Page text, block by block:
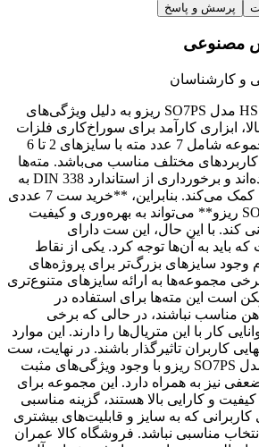
پرسش و پاسخ
مصنوعی
و کارشناسان
ست 7 عددی مته آهن HSS مدل SO7PS ریزو به دلیل ویژگی‌های
ابزاری کارآمد برای سوراخ‌کاری فلزات
به شمار می‌رود. این مجموعه شامل 7 عدد مته با سایزهای 2 تا 6
مختلف مناسب می‌باشد. مته‌ها
از فولاد HSS ساخته شده‌اند و برخورداری از استاندارد DIN 338 به
افزایش طول عمر آن‌ها کمک می‌کند. بنابراین، **خرید ست 7 عددی
مته آهن HSS مدل SO7PS ریزو** می‌تواند به بهره‌وری و کیفیت
کند. با این حال، این ست دارای
باید به آن‌ها توجه کرد. یکی از نقاط
سایزهای بزرگ‌تر برای پروژه‌های
مجموعه‌ها به ارائه سایزهای متنوع‌تری
است این مته‌ها برای استفاده در
مناسب نباشند، در حالی که برخی
کار با این متریال‌ها را دارند. این موارد
کاربران تاثیرگذار باشند. در نهایت، ست
7 عددی مته آهن HSS مدل SO7PS ریزو با وجود ویژگی‌های مثبت
نیز به همراه دارد. این مجموعه برای
و کارایی بالا هستند، گزینه مناسبی
کاربرانی که به سایز و قابلیت‌های بیشتری
مناسبی نباشد. فروشگاه کالا عمران